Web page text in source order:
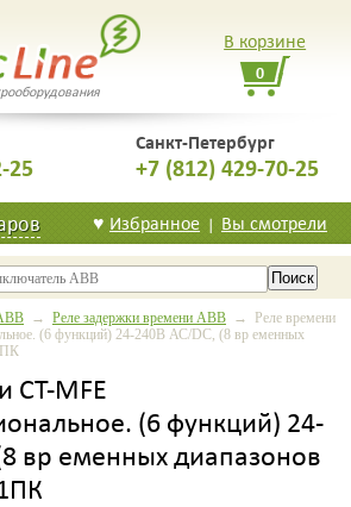
25
Санкт-Петербург
+7 (812) 429-70-25
В корзине
0
♥ Избранное | Вы смотрели
→ Реле задержки времени ABB → Реле времени
(6 функций) 24-240В АС/DC, (8 вр еменных
CT-MFE
(6 функций) 24-
вр еменных диапазонов